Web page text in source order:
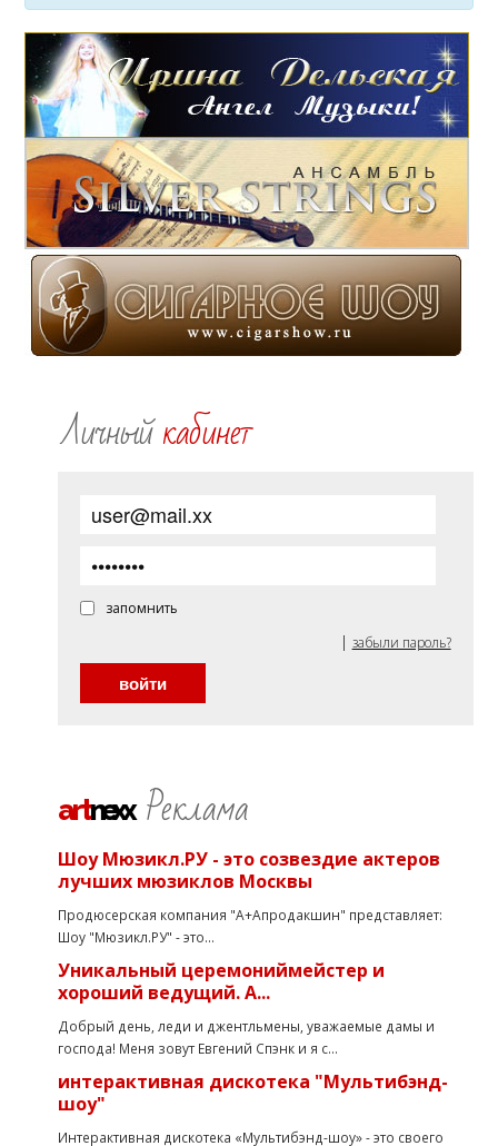
Личныйкабинет
запомнить
| забыли пароль?
artnexx Реклама
Шоу Мюзикл.РУ - это созвездие актеров
лучших мюзиклов Москвы
Продюсерская компания "А+Апродакшин" представляет:
Шоу "Мюзикл.РУ" - это...
Уникальный церемониймейстер и
хороший ведущий. А...
Добрый день, леди и джентльмены, уважаемые дамы и
господа! Меня зовут Евгений Спэнк и я с...
интерактивная дискотека "Мультибэнд-
шоу"
Интерактивная дискотека «Мультибэнд-шоу» - это своего